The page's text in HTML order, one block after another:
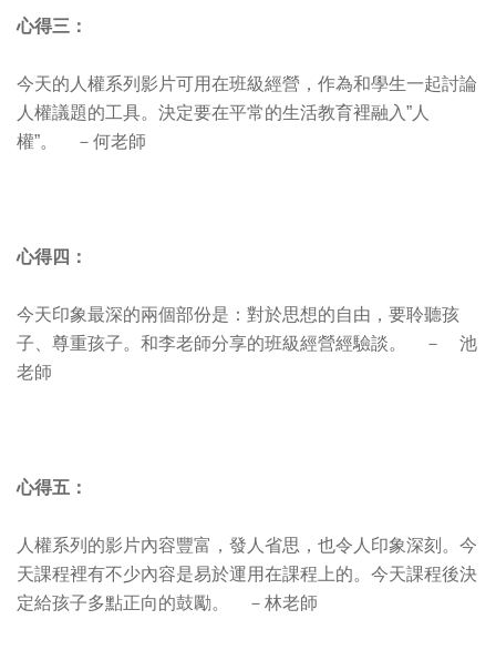
心得三：
今天的人權系列影片可用在班級經營，作為和學生一起討論
人權議題的工具。決定要在平常的生活教育裡融入”人
權”。 －何老師
心得四：
今天印象最深的兩個部份是：對於思想的自由，要聆聽孩
子、尊重孩子。和李老師分享的班級經營經驗談。 － 池
老師
心得五：
人權系列的影片內容豐富，發人省思，也令人印象深刻。今
天課程裡有不少內容是易於運用在課程上的。今天課程後決
定給孩子多點正向的鼓勵。 －林老師